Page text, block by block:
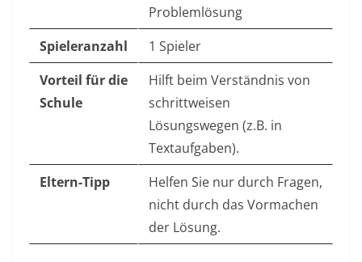
Problemlösung
Spieleranzahl
1 Spieler
Vorteil für die
Schule
Hilft beim Verständnis von
schrittweisen
Lösungswegen (z.B. in
Textaufgaben).
Eltern-Tipp
Helfen Sie nur durch Fragen,
nicht durch das Vormachen
der Lösung.